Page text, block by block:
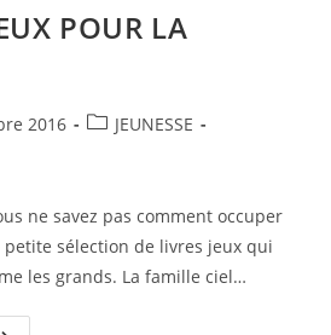
POUR LA
2016
JEUNESSE
ne savez pas comment occuper
petite sélection de livres jeux qui
les grands. La famille ciel…